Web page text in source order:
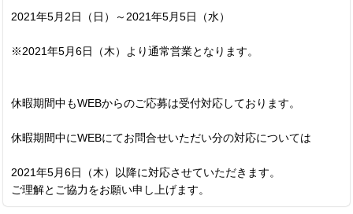
2021年5月2日（日）～2021年5月5日（水）
※2021年5月6日（木）より通常営業となります。
休暇期間中もWEBからのご応募は受付対応しております。
休暇期間中にWEBにてお問合せいただい分の対応については
2021年5月6日（木）以降に対応させていただきます。
ご理解とご協力をお願い申し上げます。